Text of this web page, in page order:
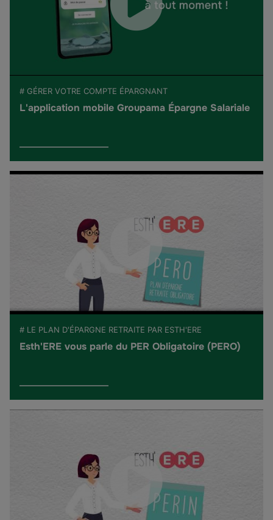
# GÉRER VOTRE COMPTE ÉPARGNANT
L'application mobile Groupama Épargne Salariale
# LE PLAN D'ÉPARGNE RETRAITE PAR ESTH'ERE
Esth'ERE vous parle du PER Obligatoire (PERO)